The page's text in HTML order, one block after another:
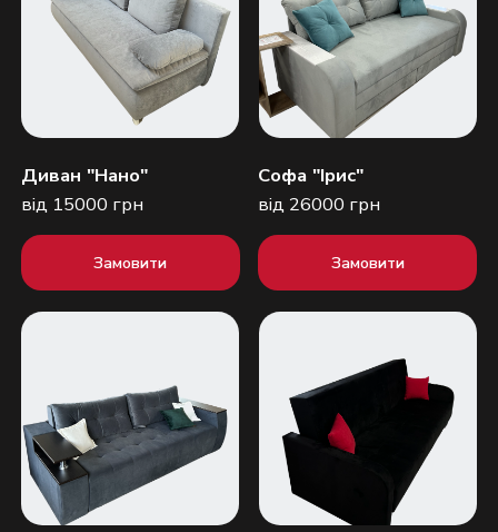
Диван "Нано"
від 15000 грн
Замовити
Софа "Ірис"
від 26000 грн
Замовити
Надіслати